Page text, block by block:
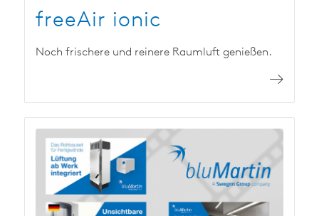
freeAir ionic
Noch frischere und reinere Raumluft genießen.